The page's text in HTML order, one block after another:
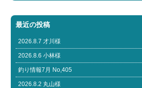
最近の投稿
2026.8.7 才川様
2026.8.6 小林様
釣り情報7月 No,405
2026.8.2 丸山様